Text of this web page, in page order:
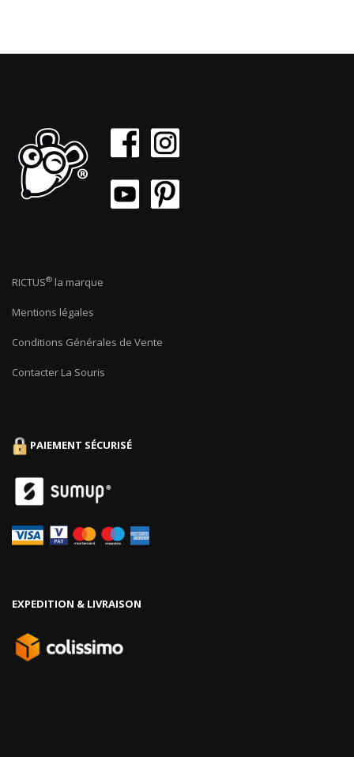
RICTUS® la marque
Mentions légales
Conditions Générales de Vente
Contacter La Souris
PAIEMENT SÉCURISÉ
EXPEDITION & LIVRAISON